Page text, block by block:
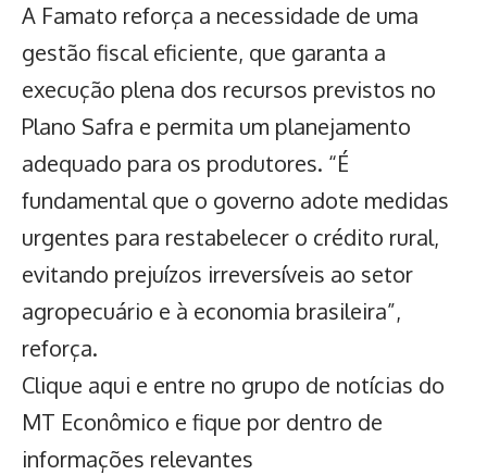
A Famato reforça a necessidade de uma
gestão fiscal eficiente, que garanta a
execução plena dos recursos previstos no
Plano Safra e permita um planejamento
adequado para os produtores. “É
fundamental que o governo adote medidas
urgentes para restabelecer o crédito rural,
evitando prejuízos irreversíveis ao setor
agropecuário e à economia brasileira”,
reforça.
Clique aqui e entre no grupo de notícias do
MT Econômico e fique por dentro de
informações relevantes